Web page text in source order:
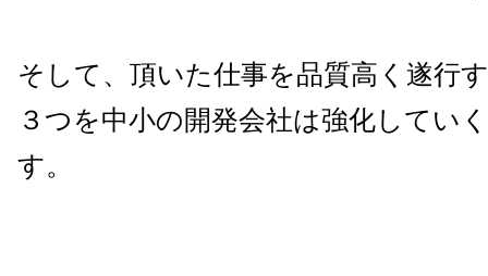
そして、頂いた仕事を品質高く遂行
３つを中小の開発会社は強化してい
す。